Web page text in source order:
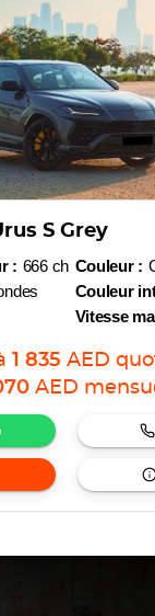
S Grey
: 666 ch Couleur :
Couleur
Vitesse
1 835 AED
AED